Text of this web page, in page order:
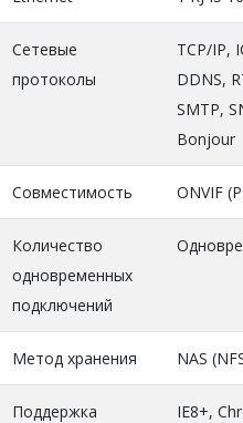
Сетевые
протоколы
TCP/IP,
DDNS,
SMTP,
Bonjour
Совместимость ONVIF
Количество
одновременных
подключений
Метод хранения NAS
Поддержка
IE8+,